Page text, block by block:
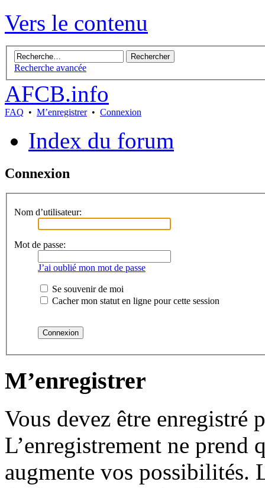
Vers le contenu
Recherche avancée
AFCB.info
FAQ • M’enregistrer • Connexion
Index du forum
Connexion
Nom d’utilisateur:
Mot de passe:
J’ai oublié mon mot de passe
Se souvenir de moi
Cacher mon statut en ligne pour cette session
M’enregistrer
Vous devez être enregistré
L’enregistrement ne prend
augmente vos possibilités.